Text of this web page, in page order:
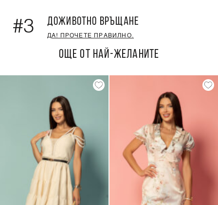
#3 ДОЖИВОТНО ВРЪЩАНЕ
ДА! ПРОЧЕТЕ ПРАВИЛНО.
ОЩЕ ОТ НАЙ-ЖЕЛАНИТЕ